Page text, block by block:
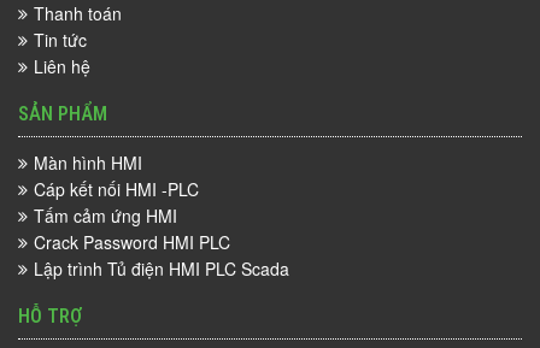
Thanh toán
Tin tức
Liên hệ
SẢN PHẨM
Màn hình HMI
Cáp kết nối HMI -PLC
Tấm cảm ứng HMI
Crack Password HMI PLC
Lập trình Tủ điện HMI PLC Scada
HỖ TRỢ